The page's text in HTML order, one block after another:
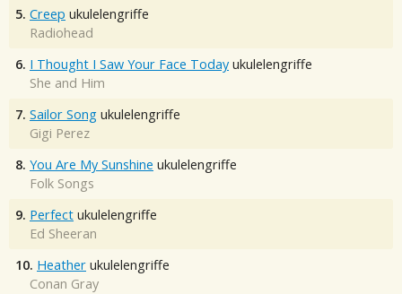
5. Creep ukulelengriffe
Radiohead
6. I Thought I Saw Your Face Today ukulelengriffe
She and Him
7. Sailor Song ukulelengriffe
Gigi Perez
8. You Are My Sunshine ukulelengriffe
Folk Songs
9. Perfect ukulelengriffe
Ed Sheeran
10. Heather ukulelengriffe
Conan Gray